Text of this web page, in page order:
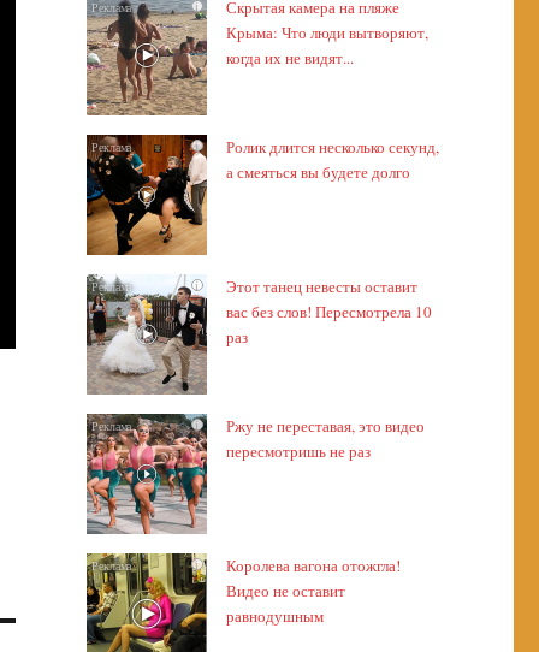
i
Скрытая камера на пляже
Крыма: Что люди вытворяют,
когда их не видят...
i
Ролик длится несколько секунд,
а смеяться вы будете долго
i
Этот танец невесты оставит
вас без слов! Пересмотрела 10
раз
i
Ржу не переставая, это видео
пересмотришь не раз
i
Королева вагона отожгла!
Видео не оставит
равнодушным